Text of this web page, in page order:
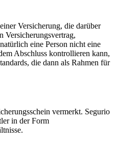
Versicherung, die darüber
Versicherungsvertrag,
eine Person nicht eine
Abschluss kontrollieren kann,
die dann als Rahmen für
vermerkt. Segurio
in der Form